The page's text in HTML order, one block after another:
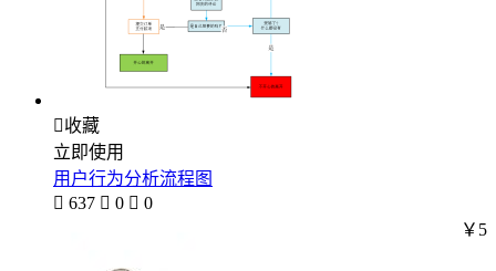
收藏
立即使用
用户行为分析流程图
 637  0  0
￥5